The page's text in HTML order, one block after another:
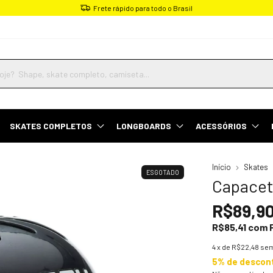
Parcele em até 4x sem juros
SKATES COMPLETOS LONGBOARDS ACESSÓRIOS
ESGOTADO
Início Skates
R$85,41 com
4x de R$22,48
5% de